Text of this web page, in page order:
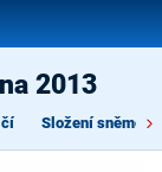
2013
Složení